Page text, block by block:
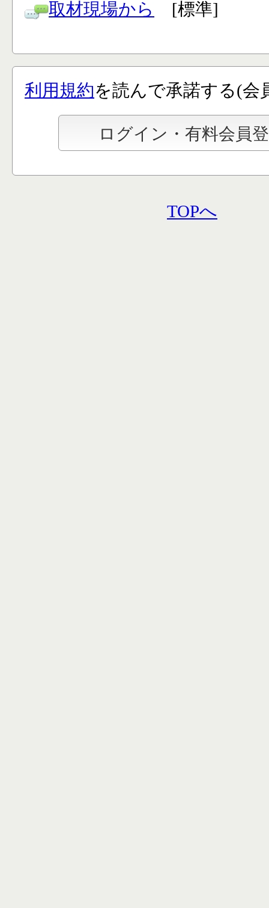
取材現場から [標準]
利用規約を読んで承諾する(会
TOPへ